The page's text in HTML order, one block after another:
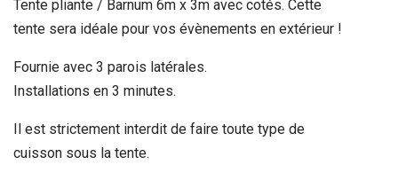
Tente pliante / Barnum 6m x 3m avec cotés. Cette
tente sera idéale pour vos évènements en extérieur !
Fournie avec 3 parois latérales.
Installations en 3 minutes.
Il est strictement interdit de faire toute type de
cuisson sous la tente.